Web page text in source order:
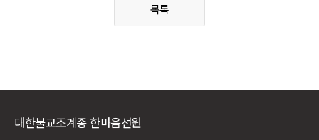
목록
대한불교조계종 한마음선원